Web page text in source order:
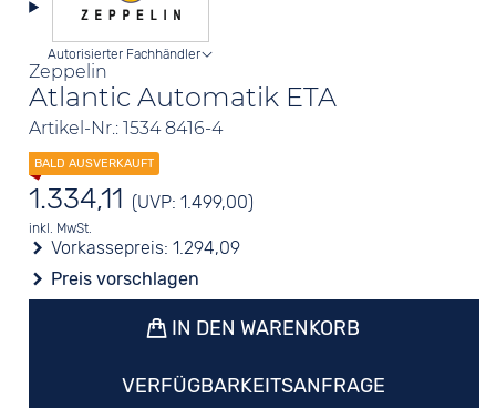
Zeppelin
Atlantic Automatik ETA
Artikel-Nr.: 1534 8416-4
Autorisierter Fachhändler
1.334,11 (UVP: 1.499,00)
inkl. MwSt.
Vorkassepreis:1.294,09
Preis vorschlagen
IN DEN WARENKORB
VERFÜGBARKEITSANFRAGE